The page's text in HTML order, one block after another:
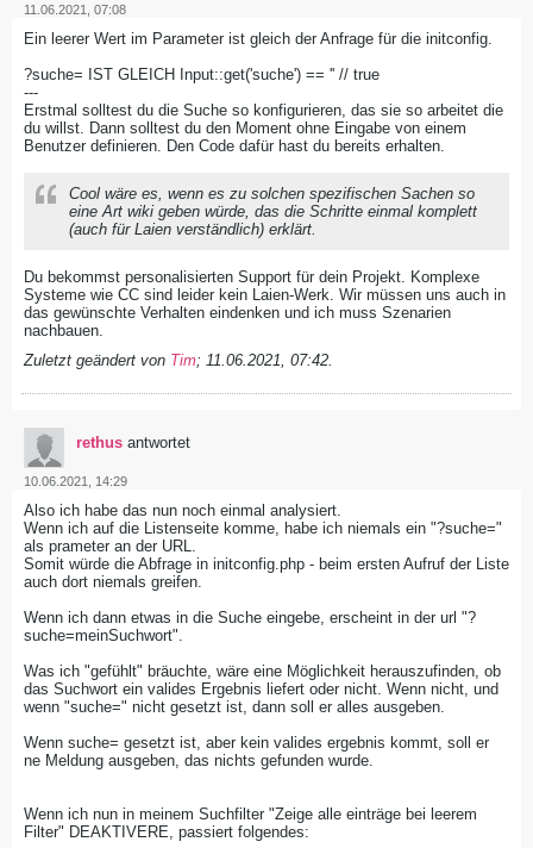
11.06.2021, 07:08
Ein leerer Wert im Parameter ist gleich der Anfrage für die initconfig.
?suche= IST GLEICH Input::get('suche') == '' // true
---
Erstmal solltest du die Suche so konfigurieren, das sie so arbeitet die
du willst. Dann solltest du den Moment ohne Eingabe von einem
Benutzer definieren. Den Code dafür hast du bereits erhalten.
Cool wäre es, wenn es zu solchen spezifischen Sachen so
eine Art wiki geben würde, das die Schritte einmal komplett
(auch für Laien verständlich) erklärt.
Du bekommst personalisierten Support für dein Projekt. Komplexe
Systeme wie CC sind leider kein Laien-Werk. Wir müssen uns auch in
das gewünschte Verhalten eindenken und ich muss Szenarien
nachbauen.
Zuletzt geändert von Tim; 11.06.2021, 07:42
rethus antwortet
10.06.2021, 14:29
Also ich habe das nun noch einmal analysiert.
Wenn ich auf die Listenseite komme, habe ich niemals ein "?suche="
als prameter an der URL.
Somit würde die Abfrage in initconfig.php - beim ersten Aufruf der Liste
auch dort niemals greifen.
Wenn ich dann etwas in die Suche eingebe, erscheint in der url "?
suche=meinSuchwort".
Was ich "gefühlt" bräuchte, wäre eine Möglichkeit herauszufinden, ob
das Suchwort ein valides Ergebnis liefert oder nicht. Wenn nicht, und
wenn "suche=" nicht gesetzt ist, dann soll er alles ausgeben.
Wenn suche= gesetzt ist, aber kein valides ergebnis kommt, soll er
ne Meldung ausgeben, das nichts gefunden wurde.
Wenn ich nun in meinem Suchfilter "Zeige alle einträge bei leerem
Filter" DEAKTIVERE, passiert folgendes: